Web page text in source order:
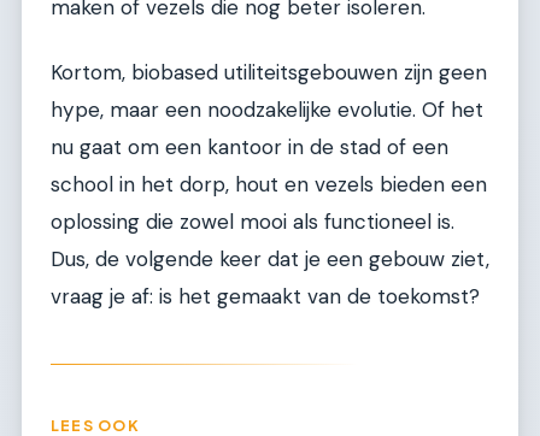
maken of vezels die nog beter isoleren.
Kortom, biobased utiliteitsgebouwen zijn geen
hype, maar een noodzakelijke evolutie. Of het
nu gaat om een kantoor in de stad of een
school in het dorp, hout en vezels bieden een
oplossing die zowel mooi als functioneel is.
Dus, de volgende keer dat je een gebouw ziet,
vraag je af: is het gemaakt van de toekomst?
LEES OOK